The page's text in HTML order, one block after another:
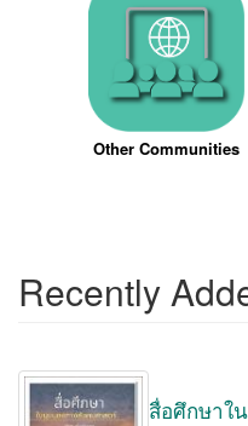
Other Communities
Recently
สื่อศึกษาใ